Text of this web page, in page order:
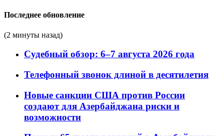
Последнее обновление
(2 минуты назад)
Судебный обзор: 6–7 августа 2026 года
Телефонный звонок длиной в десятилетия
Новые санкции США против России
создают для Азербайджана риски и
возможности